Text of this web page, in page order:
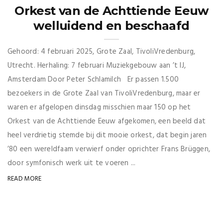
Orkest van de Achttiende Eeuw
welluidend en beschaafd
Gehoord: 4 februari 2025, Grote Zaal, TivoliVredenburg,
Utrecht. Herhaling: 7 februari Muziekgebouw aan ’t IJ,
Amsterdam Door Peter Schlamilch Er passen 1.500
bezoekers in de Grote Zaal van TivoliVredenburg, maar er
waren er afgelopen dinsdag misschien maar 150 op het
Orkest van de Achttiende Eeuw afgekomen, een beeld dat
heel verdrietig stemde bij dit mooie orkest, dat begin jaren
’80 een wereldfaam verwierf onder oprichter Frans Brüggen,
door symfonisch werk uit te voeren ...
READ MORE